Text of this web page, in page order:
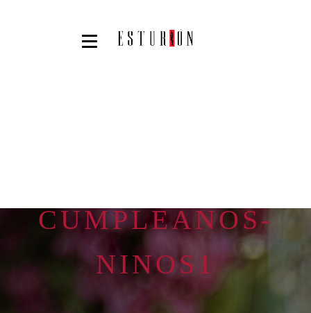
CUMPLEANOS-
NINOS1